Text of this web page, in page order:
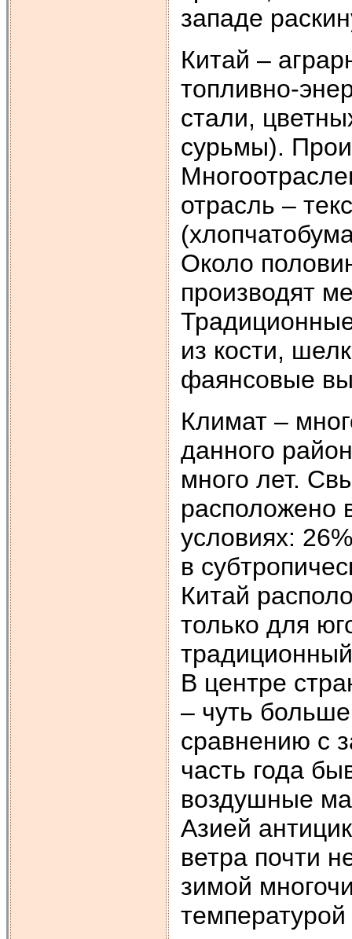
западе
Китай –
топливно-
стали,
сурьмы).
отрасль –
Около
производят
из кости,
фаянсовые
Климат –
данного
много лет.
расположено
условиях:
в
Китай
только для
В центре
– чуть
сравнению с
часть года
воздушные
Азией
ветра почти
зимой